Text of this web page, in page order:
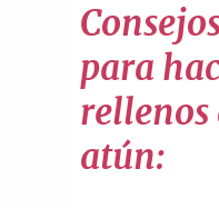
para
rellenos
atún: